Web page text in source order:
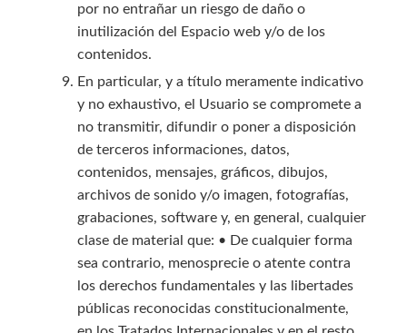
por no entrañar un riesgo de daño o
inutilización del Espacio web y/o de los
contenidos.
En particular, y a título meramente indicativo
y no exhaustivo, el Usuario se compromete a
no transmitir, difundir o poner a disposición
de terceros informaciones, datos,
contenidos, mensajes, gráficos, dibujos,
archivos de sonido y/o imagen, fotografías,
grabaciones, software y, en general, cualquier
clase de material que: • De cualquier forma
sea contrario, menosprecie o atente contra
los derechos fundamentales y las libertades
públicas reconocidas constitucionalmente,